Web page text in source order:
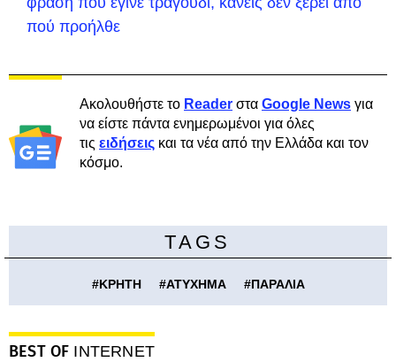
πού προήλθε
Ακολουθήστε το Reader στα Google News για
να είστε πάντα ενημερωμένοι για όλες
τις ειδήσεις και τα νέα από την Ελλάδα και τον
κόσμο.
TAGS
#ΚΡΗΤΗ #ΑΤΥΧΗΜΑ #ΠΑΡΑΛΙΑ
BEST OF INTERNET